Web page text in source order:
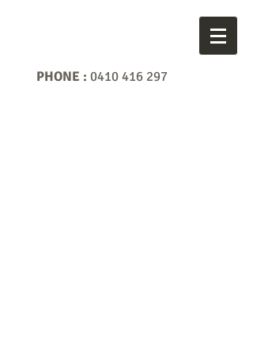
PHONE : 0410 416 297